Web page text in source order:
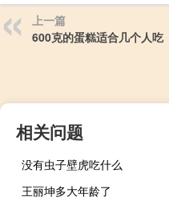
上一篇
600克的蛋糕适合几个人吃
相关问题
没有虫子壁虎吃什么
王丽坤多大年龄了